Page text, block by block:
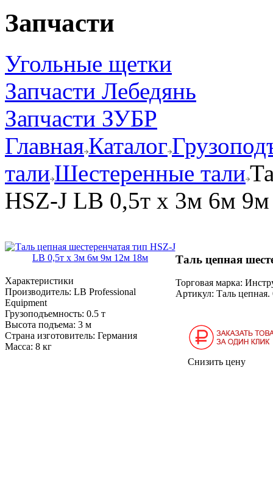
Запчасти
Угольные щетки
Запчасти Лебедянь
Запчасти ЗУБР
ГлавнаяКаталог
тали Шестеренные тали
HSZ-J LB 0,5т х 3м 6м
Характеристики
Производитель: LB Professional
Equipment
Грузоподъемность: 0.5 т
Высота подъема: 3 м
Страна изготовитель: Германия
Масса: 8 кг
Таль цепная
Торговая марка:
Артикул: Таль цепная.
Снизить цену